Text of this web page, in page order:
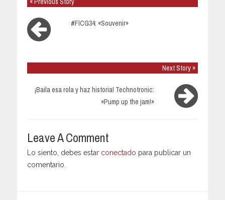
#FICG34: «Souvenir»
Next Story »
¡Baila esa rola y haz historia! Technotronic:
«Pump up the jam!»
Leave A Comment
Lo siento, debes estar conectado para publicar un
comentario.